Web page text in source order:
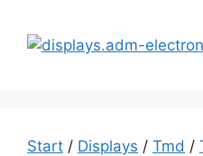
Inhalt
springen
Start / Displays / Tmd /